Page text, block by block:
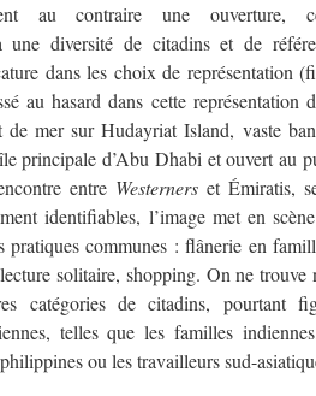
au contraire une ouverture,
une diversité de citadins et de
dans les choix de représentation
au hasard dans cette représentation
mer sur Hudayriat Island, vaste
principale d’Abu Dhabi et ouvert au
entre Westernerset Émiratis,
identifiables, l’image met en
pratiques communes : flânerie en
solitaire, shopping. On ne trouve
catégories de citadins, pourtant
telles que les familles
ou les travailleurs sud-